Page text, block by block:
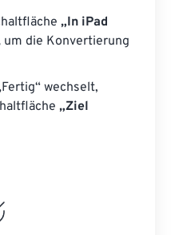
„In iPad
um die Konvertierung
wechselt,
„Ziel